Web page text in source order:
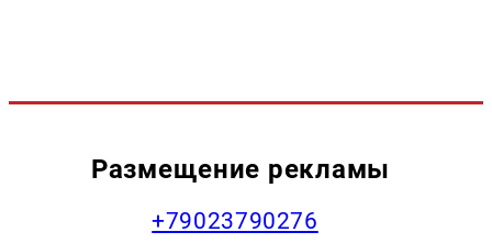
Размещение рекламы
+79023790276